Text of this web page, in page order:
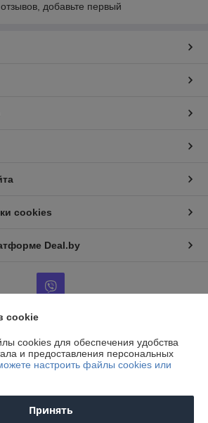
добавьте первый
cookies
Deal.by
"Агро-ДВС"
д.35А, пом.502.
ЕГР: 190675666
cookie
cookies для обеспечения удобства
и предоставления персональных
настроить файлы cookies или
Принять